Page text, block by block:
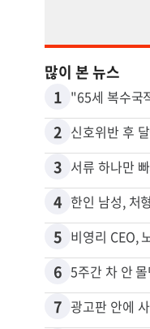
많이 본 뉴스
1
2
3
4
5 비영리 CEO,
6 5주간 차 안
7